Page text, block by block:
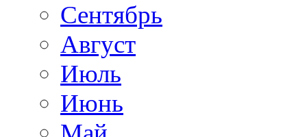
Сентябрь
Август
Июль
Июнь